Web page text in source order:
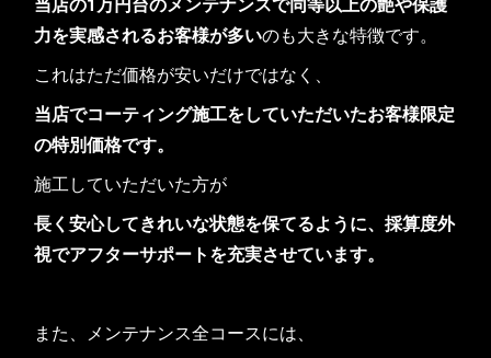
力を実感されるお客様が多いのも大きな特徴です。
これはただ価格が安いだけではなく、
当店でコーティング施工をしていただいたお客様限定
の特別価格です。
施工していただいた方が
長く安心してきれいな状態を保てるように、採算度外
視でアフターサポートを充実させています。
また、メンテナンス全コースには、